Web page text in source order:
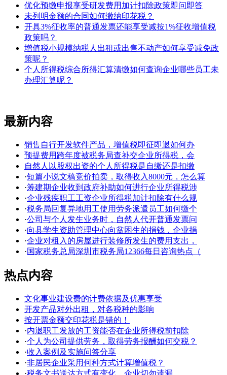
优化预缴申报享受研发费用加计扣除政策即问即答
未列明金额的合同如何缴纳印花税？
开具3%征收率的普通发票还能享受减按1%征收增值税
政策吗？
增值税小规模纳税人出租或出售不动产如何享受减免政
策呢？
个人所得税综合所得汇算清缴如何查询企业哪些员工未
办理汇算呢？
最新内容
销售自行开发软件产品，增值税即征即退如何办
预提费用跨年度被税务局查补交企业所得税，会
自然人以股权出资的个人所得税是自缴还是扣缴
·短篇小说文稿竞价拍卖，取得收入8000元，怎么算
·筹建期企业收到政府补助如何进行企业所得税涉
·企业残疾职工工资企业所得税加计扣除有什么规
·税务局回复异地用工使用劳务派遣员工如何缴个
·公司与个人发生业务时，自然人代开普通发票问
·向县学生资助管理中心向贫困生的捐钱，企业捐
·企业对租入的房屋进行装修所发生的费用支出，
·国家税务总局深圳市税务局12366每日咨询热点（
热点内容
文化事业建设费的计费依据及优惠享受
开发产品对外出租，对各税种的影响
按开票金额交印花税是错的！
·内退职工发放的工资能否在企业所得税前扣除
·个人为公司提供劳务，取得劳务报酬如何交税？
·收入案例及实施问答分享
·非居民企业采用何种方式计算增值税？
·税务文书送达方式有变化，企业切勿遗漏